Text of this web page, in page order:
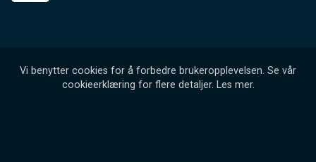
Vi benytter cookies for å forbedre brukeropplevelsen. Se vår
cookieerklæring for flere detaljer. Les mer.